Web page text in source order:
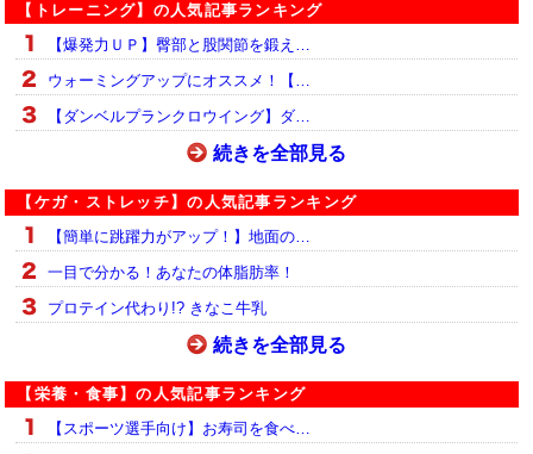
【トレーニング】の人気記事ランキング
【爆発力ＵＰ】臀部と股関節を鍛え…
ウォーミングアップにオススメ！【…
【ダンベルプランクロウイング】ダ…
続きを全部見る
【ケガ・ストレッチ】の人気記事ランキング
【簡単に跳躍力がアップ！】地面の…
一目で分かる！あなたの体脂肪率！
プロテイン代わり!? きなこ牛乳
続きを全部見る
【栄養・食事】の人気記事ランキング
【スポーツ選手向け】お寿司を食べ…